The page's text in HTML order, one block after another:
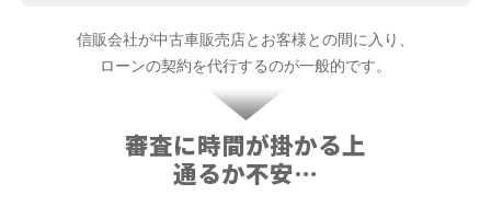
信販会社が中古車販売店とお客様との間に入り、
ローンの契約を代行するのが一般的です。
審査に時間が掛かる上
通るか不安…